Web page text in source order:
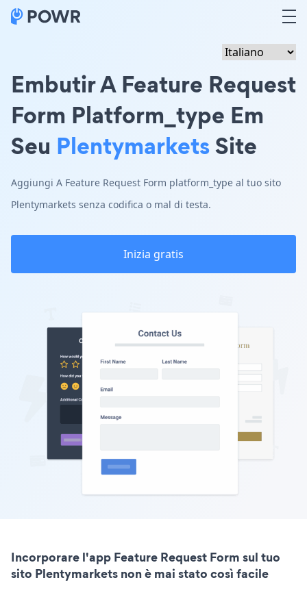
Embutir A Feature Request
Form Platform_type Em
Seu PlentymarketsSite
Aggiungi A Feature Request Form platform_type al tuo sito
Plentymarkets senza codifica o mal di testa.
Inizia gratis
Incorporare l'app Feature Request Form sul tuo
sito Plentymarkets non è mai stato così facile